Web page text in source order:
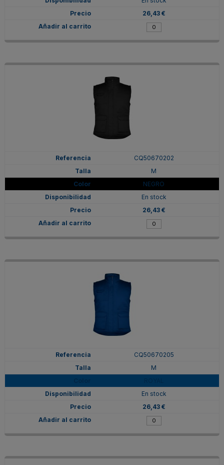
26,43 €
CQ50670202
M
NEGRO
En stock
26,43 €
CQ50670205
M
En stock
26,43 €